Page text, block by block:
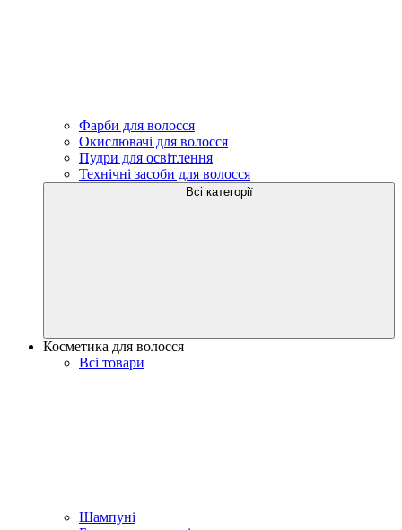
Фарби для волосся
Окислювачі для волосся
Пудри для освітлення
Технічні засоби для волосся
Всі категорії
Косметика для волосся
Всі товари
Шампуні